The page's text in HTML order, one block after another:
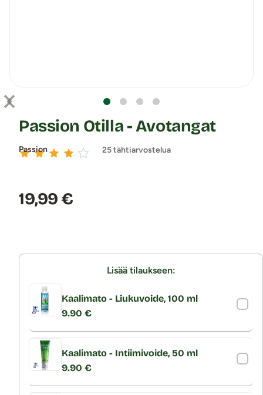
Passion
Passion Otilla - Avotangat
25 tähtiarvostelua
Hinta:
19,99 €
Lisää tilaukseen:
Kaalimato - Liukuvoide, 100 ml
9.90 €
Kaalimato - Intiimivoide, 50 ml
9.90 €